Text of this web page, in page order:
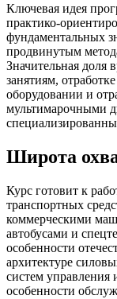
Ключевая идея
фундаментальных
продвинутым
Значительная доля
занятиям,
оборудовании и
мультимарочными
Широта
Курс готовит к
транспортных
коммерческими
автобусами и
особенности
архитектуре
систем управления
особенности